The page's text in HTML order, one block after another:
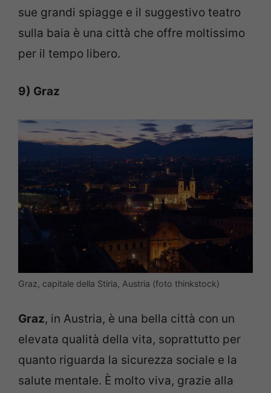
sue grandi spiagge e il suggestivo teatro
sulla baia è una città che offre moltissimo
per il tempo libero.
9) Graz
Graz, capitale della Stiria, Austria (foto thinkstock)
Graz, in Austria, è una bella città con un
elevata qualità della vita, soprattutto per
quanto riguarda la sicurezza sociale e la
salute mentale. È molto viva, grazie alla